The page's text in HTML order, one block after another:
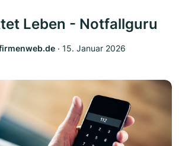
Leben - Notfallguru
‧ 15. Januar 2026